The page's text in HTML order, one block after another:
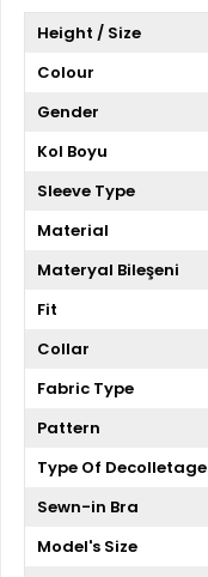
Height / Size
Colour
Gender
Kol Boyu
Sleeve Type
Material
Materyal Bileşeni
Fit
Collar
Fabric Type
Pattern
Type Of Decolletage
Sewn-in Bra
Model's Size